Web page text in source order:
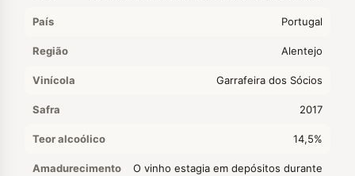
País Portugal
Região Alentejo
Vinícola Garrafeira dos Sócios
Safra 2017
Teor alcoólico 14,5%
Amadurecimento
O vinho estagia em depósitos durante